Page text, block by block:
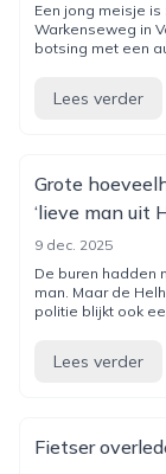
Een jong meisje
Warkenseweg in
botsing met een
Lees verder
Grote
‘lieve man uit
9 dec. 2025
De buren hadden
man. Maar de
politie blijkt ook
Lees verder
Fietser